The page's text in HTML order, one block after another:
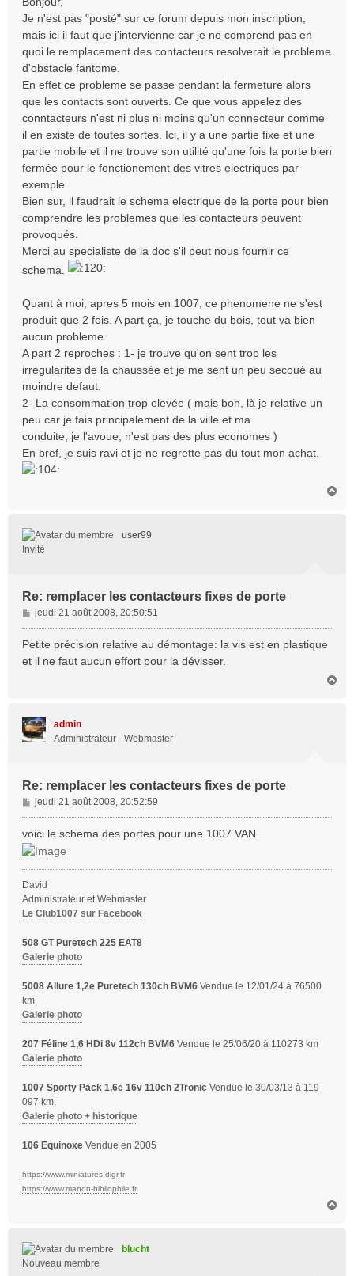
g
e
Je n'est pas "posté" sur ce forum depuis mon inscription,
mais ici il faut que j'intervienne car je ne comprend pas en
quoi le remplacement des contacteurs resolverait le probleme
d'obstacle fantome.
En effet ce probleme se passe pendant la fermeture alors
que les contacts sont ouverts. Ce que vous appelez des
conntacteurs n'est ni plus ni moins qu'un connecteur comme
il en existe de toutes sortes. Ici, il y a une partie fixe et une
partie mobile et il ne trouve son utilité qu'une fois la porte bien
fermée pour le fonctionement des vitres electriques par
exemple.
Bien sur, il faudrait le schema electrique de la porte pour bien
comprendre les problemes que les contacteurs peuvent
provoqués.
Merci au specialiste de la doc s'il peut nous fournir ce
schema.
Quant à moi, apres 5 mois en 1007, ce phenomene ne s'est
produit que 2 fois. A part ça, je touche du bois, tout va bien
aucun probleme.
A part 2 reproches : 1- je trouve qu'on sent trop les
irregularites de la chaussée et je me sent un peu secoué au
moindre defaut.
2- La consommation trop elevée ( mais bon, là je relative un
peu car je fais principalement de la ville et ma
conduite, je l'avoue, n'est pas des plus economes )
En bref, je suis ravi et je ne regrette pas du tout mon achat.
user99
Invité
Re: remplacer les contacteurs fixes de porte
M
e
s
s
jeudi 21 août 2008, 20:50:51
Petite précision relative au démontage: la vis est en plastique
et il ne faut aucun effort pour la dévisser.
admin
Administrateur - Webmaster
Re: remplacer les contacteurs fixes de porte
M
e
s
s
a
g
e
jeudi 21 août 2008, 20:52:59
voici le schema des portes pour une 1007 VAN
David
Administrateur et Webmaster
Le Club1007 sur Facebook
508 GT Puretech 225 EAT8
Galerie photo
5008 Allure 1,2e Puretech 130ch BVM6 Vendue le 12/01/24 à 76500
km
Galerie photo
207 Féline 1,6 HDi 8v 112ch BVM6 Vendue le 25/06/20 à 110273 km
Galerie photo
1007 Sporty Pack 1,6e 16v 110ch 2Tronic Vendue le 30/03/13 à 119
097 km.
Galerie photo + historique
106 Equinoxe Vendue en 2005
https://www.miniatures.dlgr.fr
https://www.manon-bibliophile.fr
blucht
Nouveau membre